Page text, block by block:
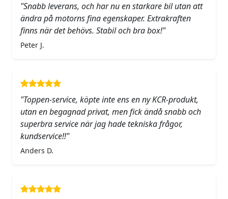
"Snabb leverans, och har nu en starkare bil utan att
ändra på motorns fina egenskaper. Extrakraften
finns när det behövs. Stabil och bra box!"
Peter J.
"Toppen-service, köpte inte ens en ny KCR-produkt,
utan en begagnad privat, men fick ändå snabb och
superbra service när jag hade tekniska frågor,
kundservice!!"
Anders D.